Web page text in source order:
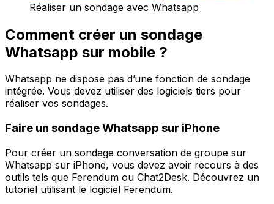
Réaliser un sondage avec Whatsapp
Comment créer un sondage
Whatsapp sur mobile ?
Whatsapp ne dispose pas d’une fonction de sondage
intégrée. Vous devez utiliser des logiciels tiers pour
réaliser vos sondages.
Faire un sondage Whatsapp sur iPhone
Pour créer un sondage conversation de groupe sur
Whatsapp sur iPhone, vous devez avoir recours à des
outils tels que Ferendum ou Chat2Desk. Découvrez un
tutoriel utilisant le logiciel Ferendum.